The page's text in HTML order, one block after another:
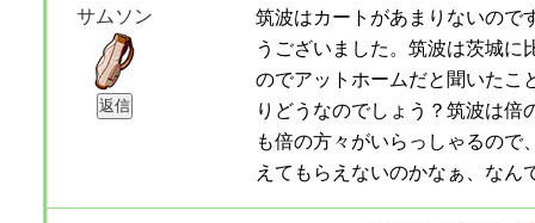
サムソン
筑波はカートがあまりないので
うございました。筑波は茨城に
のでアットホームだと聞いたこ
りどうなのでしょう？筑波は倍
も倍の方々がいらっしゃるので
えてもらえないのかなぁ、なん